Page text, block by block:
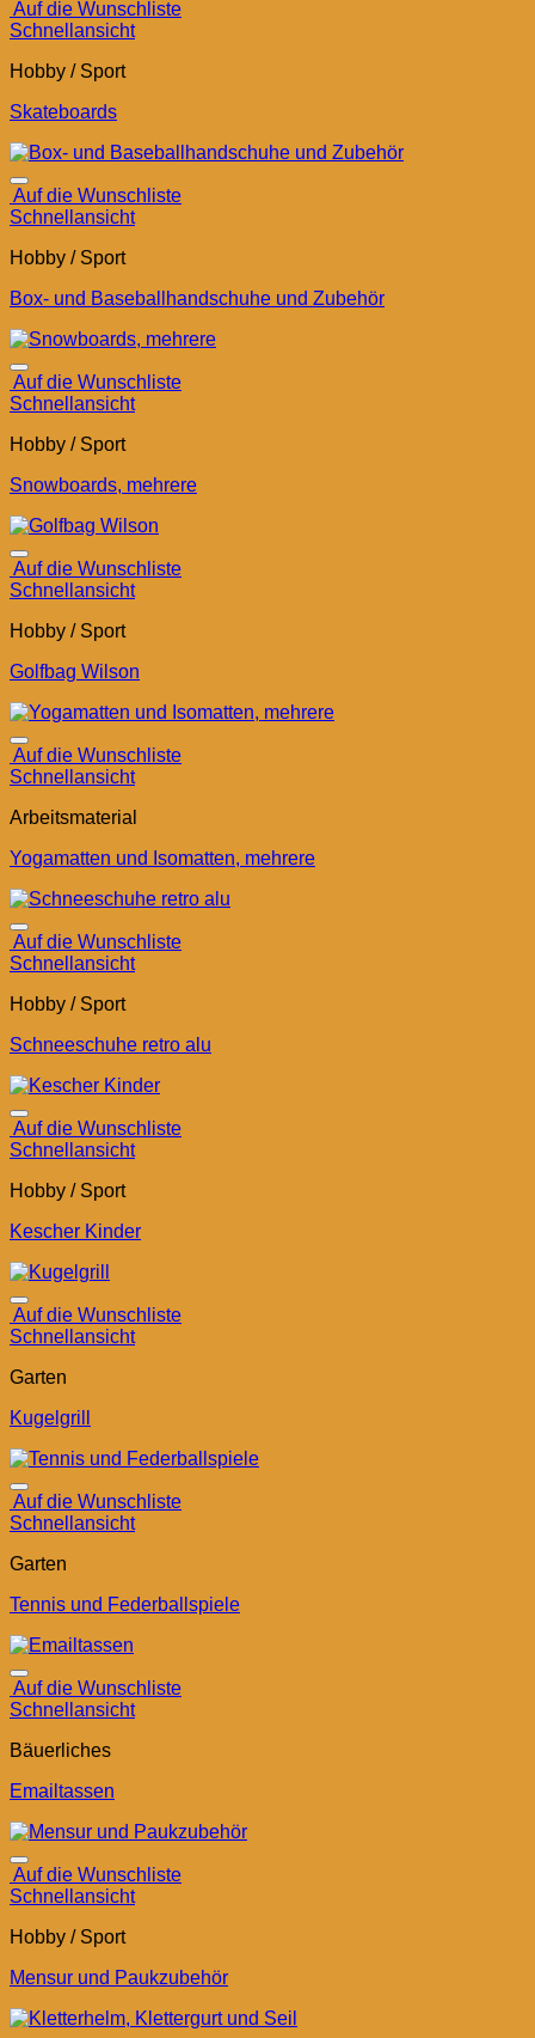
Auf die Wunschliste
Schnellansicht
Hobby / Sport
Skateboards
Auf die Wunschliste
Schnellansicht
Hobby / Sport
Box- und Baseballhandschuhe und Zubehör
Auf die Wunschliste
Schnellansicht
Hobby / Sport
Snowboards, mehrere
Auf die Wunschliste
Schnellansicht
Hobby / Sport
Golfbag Wilson
Auf die Wunschliste
Schnellansicht
Arbeitsmaterial
Yogamatten und Isomatten, mehrere
Auf die Wunschliste
Schnellansicht
Hobby / Sport
Schneeschuhe retro alu
Auf die Wunschliste
Schnellansicht
Hobby / Sport
Kescher Kinder
Auf die Wunschliste
Schnellansicht
Garten
Kugelgrill
Auf die Wunschliste
Schnellansicht
Garten
Tennis und Federballspiele
Auf die Wunschliste
Schnellansicht
Bäuerliches
Emailtassen
Auf die Wunschliste
Schnellansicht
Hobby / Sport
Mensur und Paukzubehör